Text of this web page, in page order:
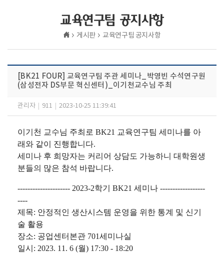
교육연구팀 공지사항
게시판 교육연구팀 공지사항
[BK21 FOUR] 교육연구팀 주관 세미나_박영빈 수석연구원
(삼성전자 DS부문 혁신센터)_이기천교수님 주최
관리자 911 2023-10-25 11:39:41
이기천 교수님 주최로 BK21 교육연구팀 세미나를 아
래와 같이 진행합니다.
세미나 후 희망자는 커리어 상담도 가능하니 대학원생
분들의 많은 참석 바랍니다.
--------------------- 2023-2학기 BK21 세미나 ------------------
----
제목: 안정적인 생산시스템 운영을 위한 통계 및 신기
술 활용
장소: 공업센터본관 701세미나실
일시: 2023. 11. 6 (월) 17:30 - 18:20